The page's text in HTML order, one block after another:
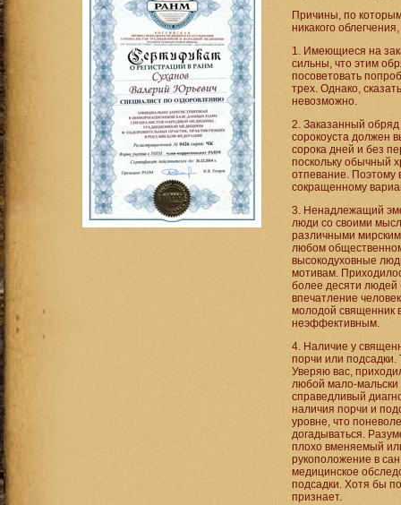
Причины, по
никакого
1. Имеющиеся на
сильны, что этим
посоветовать
трех. Однако,
невозможно.
2. Заказанный
сорокоуста должен
сорока дней и без
поскольку обычный
отпевание. Поэтому
сокращенному
3. Ненадлежащий
люди со своими
различными
любом
высокодуховные
мотивам.
более десяти людей
впечатление
молодой священник
неэффективным.
4. Наличие у
порчи или подсадки.
Уверяю вас,
любой мало-мальски
справедливый
наличия порчи и
уровне, что
догадываться.
плохо вменяемый
рукоположение в
медицинское
подсадки. Хотя бы
признает.